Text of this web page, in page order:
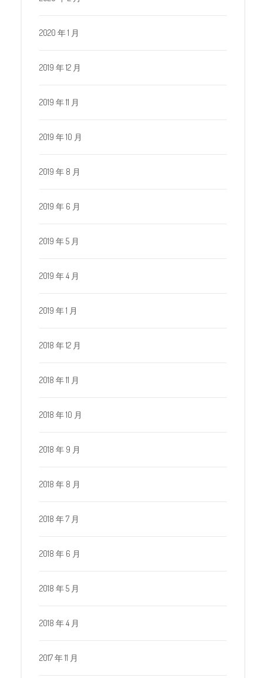
2020 年 1 月
2019 年 12 月
2019 年 11 月
2019 年 10 月
2019 年 8 月
2019 年 6 月
2019 年 5 月
2019 年 4 月
2019 年 1 月
2018 年 12 月
2018 年 11 月
2018 年 10 月
2018 年 9 月
2018 年 8 月
2018 年 7 月
2018 年 6 月
2018 年 5 月
2018 年 4 月
2017 年 11 月